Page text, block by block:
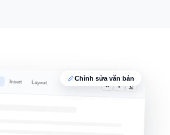
Insert Layout B I U
Chỉnh sửa văn bản